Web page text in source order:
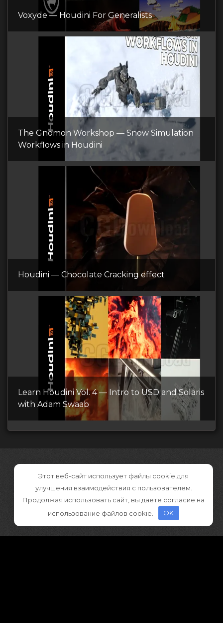
Voxyde — Houdini For Generalists
The Gnomon Workshop — Snow Simulation
Workflows in Houdini
Houdini — Chocolate Cracking effect
Learn Houdini Vol. 4 — Intro to USD and Solaris
with Adam Swaab
Этот веб-сайт использует файлы cookie для
улучшения взаимодействия с пользователем.
Продолжая использовать сайт, вы даете согласие на
использование файлов cookie.
OK